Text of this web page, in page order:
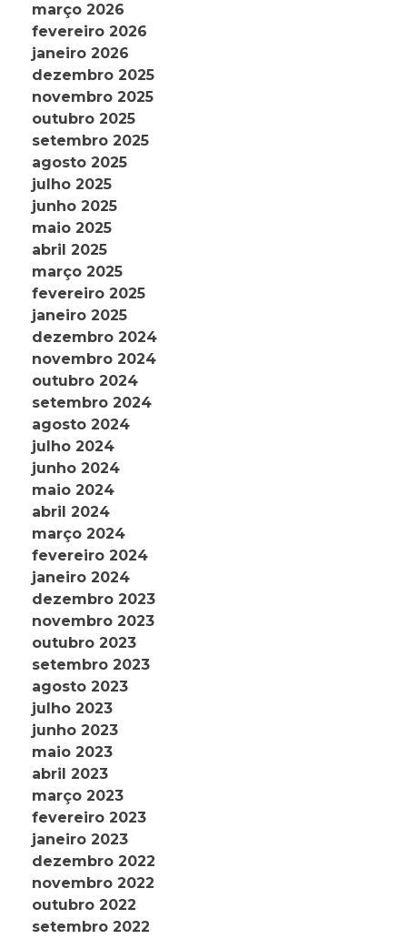
março 2026
fevereiro 2026
janeiro 2026
dezembro 2025
novembro 2025
outubro 2025
setembro 2025
agosto 2025
julho 2025
junho 2025
maio 2025
abril 2025
março 2025
fevereiro 2025
janeiro 2025
dezembro 2024
novembro 2024
outubro 2024
setembro 2024
agosto 2024
julho 2024
junho 2024
maio 2024
abril 2024
março 2024
fevereiro 2024
janeiro 2024
dezembro 2023
novembro 2023
outubro 2023
setembro 2023
agosto 2023
julho 2023
junho 2023
maio 2023
abril 2023
março 2023
fevereiro 2023
janeiro 2023
dezembro 2022
novembro 2022
outubro 2022
setembro 2022